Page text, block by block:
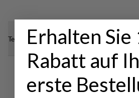
Technische Daten
Erhalten Sie
Rabatt auf
erste